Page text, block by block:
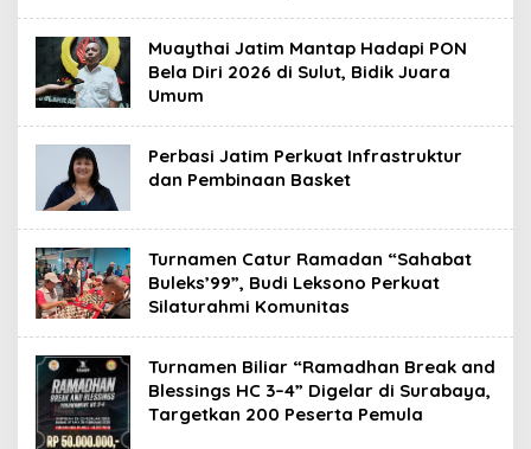
Muaythai Jatim Mantap Hadapi PON
Bela Diri 2026 di Sulut, Bidik Juara
Umum
Perbasi Jatim Perkuat Infrastruktur
dan Pembinaan Basket
Turnamen Catur Ramadan “Sahabat
Buleks’99”, Budi Leksono Perkuat
Silaturahmi Komunitas
Turnamen Biliar “Ramadhan Break and
Blessings HC 3–4” Digelar di Surabaya,
Targetkan 200 Peserta Pemula